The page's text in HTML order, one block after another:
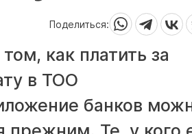
Поделиться:
как платить за
в ТОО
банков